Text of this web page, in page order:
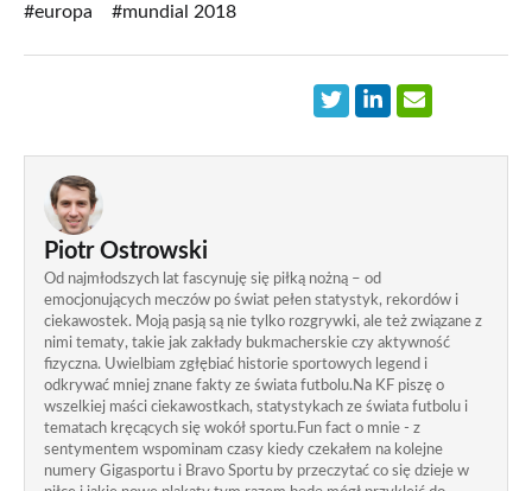
#europa
#mundial 2018
Piotr Ostrowski
Od najmłodszych lat fascynuję się piłką nożną – od
emocjonujących meczów po świat pełen statystyk, rekordów i
ciekawostek. Moją pasją są nie tylko rozgrywki, ale też związane z
nimi tematy, takie jak zakłady bukmacherskie czy aktywność
fizyczna. Uwielbiam zgłębiać historie sportowych legend i
odkrywać mniej znane fakty ze świata futbolu.Na KF piszę o
wszelkiej maści ciekawostkach, statystykach ze świata futbolu i
tematach kręcących się wokół sportu.Fun fact o mnie - z
sentymentem wspominam czasy kiedy czekałem na kolejne
numery Gigasportu i Bravo Sportu by przeczytać co się dzieje w